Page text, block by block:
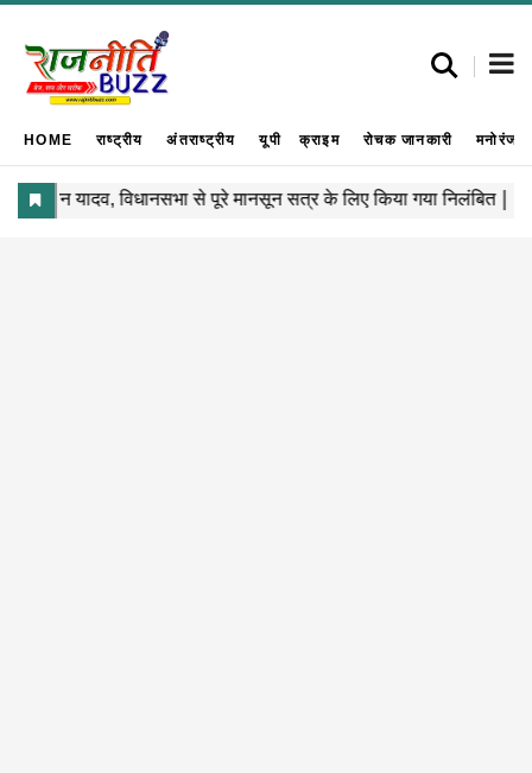
HOME राष्ट्रीय अंतराष्ट्रीय यूपी क्राइम रोचक जानकारी मनोरंजन